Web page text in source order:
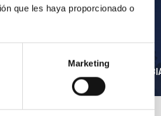
que les haya proporcionado o
Marketing